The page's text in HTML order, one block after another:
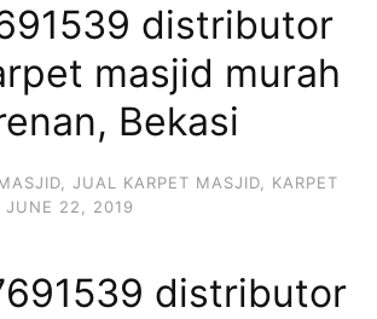
distributor
masjid murah
Bekasi
JUAL KARPET MASJID
KARPET
JUNE 22, 2019
distributor